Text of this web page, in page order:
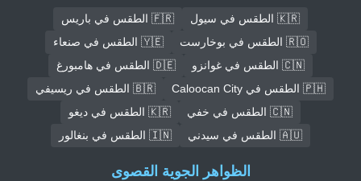
🇰🇷 الطقس في سيول
🇫🇷 الطقس في باريس
🇷🇴 الطقس في بوخارست
🇾🇪 الطقس في صنعاء
🇨🇳 الطقس في غوانزو
🇩🇪 الطقس في هامبورغ
🇵🇭 الطقس في Caloocan City
🇧🇷 الطقس في ريسيفي
🇨🇳 الطقس في خفي
🇰🇷 الطقس في ديغو
🇦🇺 الطقس في سيدني
🇮🇳 الطقس في بنغالور
الظواهر الجوية القصوى